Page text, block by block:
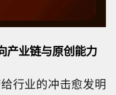
产业链与原创能力
行业的冲击愈发明